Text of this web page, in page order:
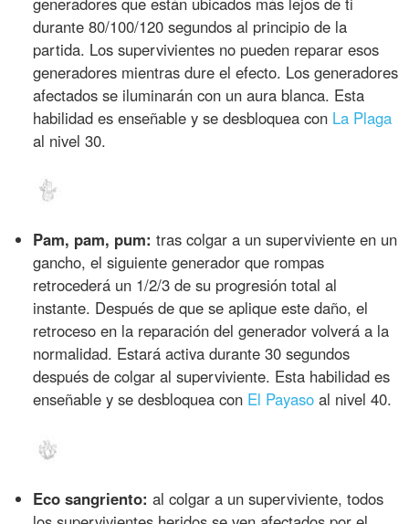
durante 80/100/120 segundos al principio de la
partida. Los supervivientes no pueden reparar esos
generadores mientras dure el efecto. Los generadores
afectados se iluminarán con un aura blanca. Esta
habilidad es enseñable y se desbloquea con La Plaga
al nivel 30.
Pam, pam, pum: tras colgar a un superviviente en un
gancho, el siguiente generador que rompas
retrocederá un 1/2/3 de su progresión total al
instante. Después de que se aplique este daño, el
retroceso en la reparación del generador volverá a la
normalidad. Estará activa durante 30 segundos
después de colgar al superviviente. Esta habilidad es
enseñable y se desbloquea con El Payaso al nivel 40.
Eco sangriento: al colgar a un superviviente, todos